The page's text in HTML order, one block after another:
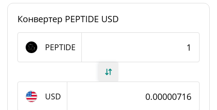
Peptide RX Предложение
В обращении 999 867 716,257 PEPTIDE
Общее предложение 999 867 716,257 PEPTIDE
Конвертер PEPTIDE USD
PEPTIDE
USD